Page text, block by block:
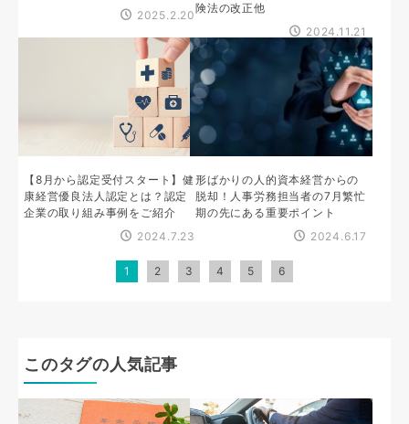
2025.2.20
険法の改正他
2024.11.21
【8月から認定受付スタート】健
康経営優良法人認定とは？認定
企業の取り組み事例をご紹介
2024.7.23
形ばかりの人的資本経営からの
脱却！人事労務担当者の7月繁忙
期の先にある重要ポイント
2024.6.17
1 2 3 4 5 6
このタグの人気記事